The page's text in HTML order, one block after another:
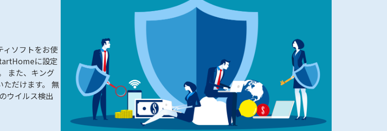
ィソフトをお使
に設定
また、キング
だけます。 無
ウイルス検出